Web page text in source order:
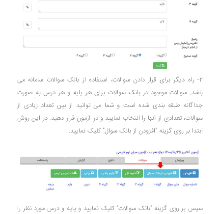
2- راه دیگر برای قرار دادن سوالات، استفاده از بانک سوالات سامانه می
باشد. سوالات موجود در بانک سوالات برای هر پایه و هر درس به صورت
جداگانه طبقه بندی شده است و شما می توانید از بین تعداد زیادی از
سوالات، تعدادی از آنها را انتخاب نمایید و در آزمون قرار دهید. در این روش
ابتدا بر روی گزینه "افزودن از بانک سوال" کلیک نمایید.
سپس بر روی گزینه "بانک سوالات" کلیک نمایید و پایه و درس مورد نظر را